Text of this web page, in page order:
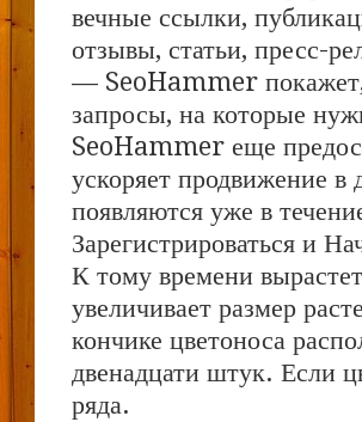
вечные ссылки,
отзывы, статьи, пресс-
— SeoHammer покажет,
запросы, на которые
SeoHammer еще
ускоряет продвижение в
появляются уже в
Зарегистрироваться и
К тому времени
увеличивает размер
кончике цветоноса
двенадцати штук. Если
ряда.